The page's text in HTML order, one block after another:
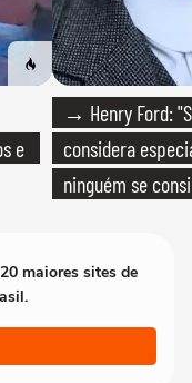
e
→ Henry Ford:
considera
ninguém se
maiores sites de